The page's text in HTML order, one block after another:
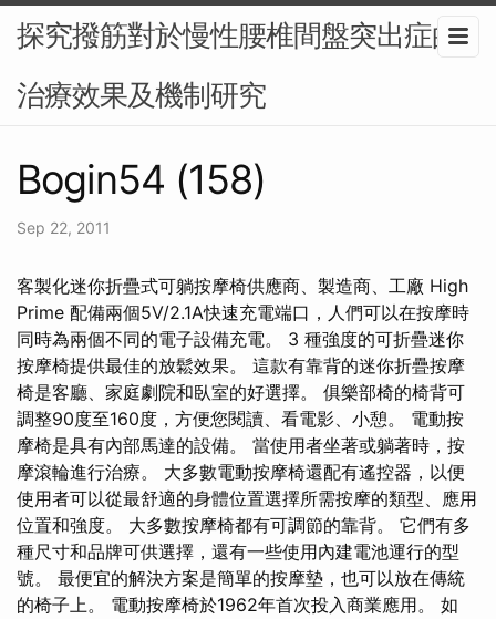
探究撥筋對於慢性腰椎間盤突出症的
治療效果及機制研究
Bogin54 (158)
Sep 22, 2011
客製化迷你折疊式可躺按摩椅供應商、製造商、工廠 High
Prime 配備兩個5V/2.1A快速充電端口，人們可以在按摩時
同時為兩個不同的電子設備充電。 3 種強度的可折疊迷你
按摩椅提供最佳的放鬆效果。 這款有靠背的迷你折疊按摩
椅是客廳、家庭劇院和臥室的好選擇。 俱樂部椅的椅背可
調整90度至160度，方便您閱讀、看電影、小憩。 電動按
摩椅是具有內部馬達的設備。 當使用者坐著或躺著時，按
摩滾輪進行治療。 大多數電動按摩椅還配有遙控器，以便
使用者可以從最舒適的身體位置選擇所需按摩的類型、應用
位置和強度。 大多數按摩椅都有可調節的靠背。 它們有多
種尺寸和品牌可供選擇，還有一些使用內建電池運行的型
號。 最便宜的解決方案是簡單的按摩墊，也可以放在傳統
的椅子上。 電動按摩椅於1962年首次投入商業應用。 如